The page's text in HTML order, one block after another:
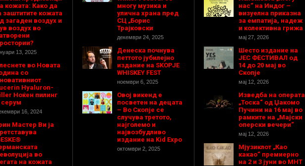
кожата: Како да
заштитите кожата
загаден воздух и
воздух во
13, 2025
во Новата
со
Hyaluron-
Ноќен пилинг
серум
16, 2024
Мастер Ви ја
во
на кожата
многу музика и
улична храна пред
СЦ „Борис
Трајковски
декември 24, 2025
Денеска почнува
петтото јубилејно
издание на SKOPJE
WHISKEY FEST
ноември 6, 2025
Овој викенд е
посветен на децата
– Во Скопје се
случува третото,
најголемо и
највозбудливо
издание на Kid Expo
октомври 2, 2025
нас“ на Индог –
визуелна приказна
за емпатија, надеж
и колективна грижа
мај 27, 2026
Шесто издание на
ЈЕС ФЕСТИВАЛ од
14 до 20 мај во
Скопје
мај 12, 2026
Изведба на операта
„Тоска“ од Џакомо
Пучини на 16 мај во
рамките на „Мајски
оперски вечери“
мај 12, 2026
Мјузиклот „Као
какао“ премиерно
на 2 и 3 јуни во МНТ